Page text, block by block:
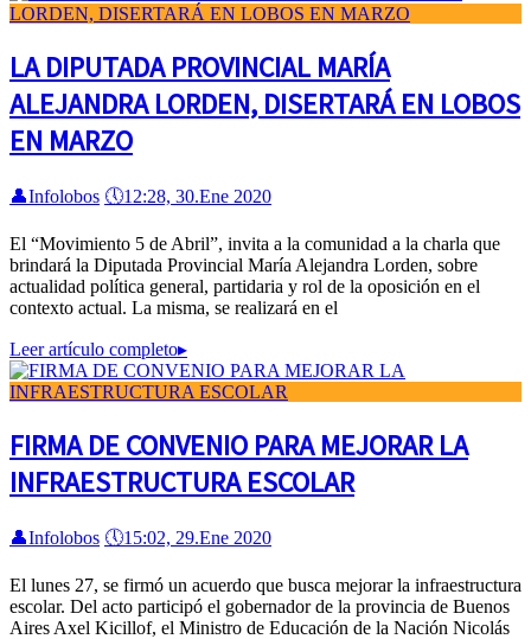
LA DIPUTADA PROVINCIAL MARÍA
ALEJANDRA LORDEN, DISERTARÁ EN LOBOS
EN MARZO
👤Infolobos 🕔12:28, 30.Ene 2020
El “Movimiento 5 de Abril”, invita a la comunidad a la charla que
brindará la Diputada Provincial María Alejandra Lorden, sobre
actualidad política general, partidaria y rol de la oposición en el
contexto actual. La misma, se realizará en el
Leer artículo completo▸
FIRMA DE CONVENIO PARA MEJORAR LA
INFRAESTRUCTURA ESCOLAR
👤Infolobos 🕔15:02, 29.Ene 2020
El lunes 27, se firmó un acuerdo que busca mejorar la infraestructura
escolar. Del acto participó el gobernador de la provincia de Buenos
Aires Axel Kicillof, el Ministro de Educación de la Nación Nicolás